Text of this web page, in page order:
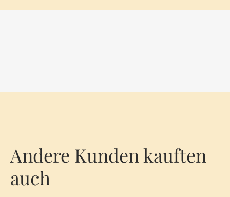
Andere Kunden kauften
auch